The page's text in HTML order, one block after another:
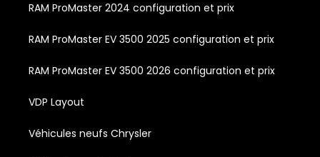
RAM ProMaster 2024 configuration et prix
RAM ProMaster EV 3500 2025 configuration et prix
RAM ProMaster EV 3500 2026 configuration et prix
VDP Layout
Véhicules neufs Chrysler